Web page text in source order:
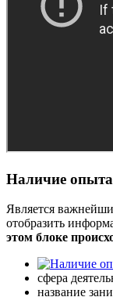
Наличие
Является
отобразить
этом блоке
сфера
название